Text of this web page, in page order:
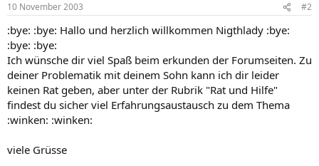
10 November 2003 #2
:bye: :bye: Hallo und herzlich willkommen Nigthlady :bye:
:bye: :bye:
Ich wünsche dir viel Spaß beim erkunden der Forumseiten. Zu
deiner Problematik mit deinem Sohn kann ich dir leider
keinen Rat geben, aber unter der Rubrik "Rat und Hilfe"
findest du sicher viel Erfahrungsaustausch zu dem Thema
:winken: :winken:
viele Grüsse